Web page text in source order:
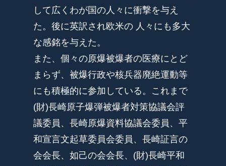
して広くわが国の人々に衝撃を与え
た。後に英訳され欧米の 人々にも多大
な感銘を与えた。
また、個々の原爆被爆者の医療にとど
まらず、被爆行政や核兵器廃絶運動等
にも積極的に参加している。これまで
(財)長崎原子爆弾被爆者対策協議会評
議委員、長崎原爆資料協議会委員、平
和宣言文起草委員会委員、長崎証言の
会会長、如己の会会長、(財)長崎平和